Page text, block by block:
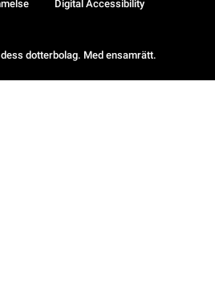
dotterbolag. Med ensamrätt.
Digital Accessibility